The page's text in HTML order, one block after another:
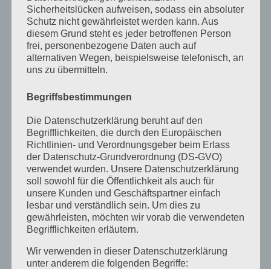
Amtsarzt für Heilpraktiker und
Heilpraktiker für Psychotherapie
Neu: Dunkelfeld Diagnostik –
Einführung und Ausbildungen in
Präsenz
Kategorien
Allgemein
Ausbildung
Heilpraktikergesetz
Heilpratkiker für Psychotherapie
Infos
Messe
Sicherheitslücken aufweisen, sodass ein absoluter
Schutz nicht gewährleistet werden kann. Aus
diesem Grund steht es jeder betroffenen Person
frei, personenbezogene Daten auch auf
alternativen Wegen, beispielsweise telefonisch, an
uns zu übermitteln.
Begriffsbestimmungen
Die Datenschutzerklärung beruht auf den
Begrifflichkeiten, die durch den Europäischen
Richtlinien- und Verordnungsgeber beim Erlass
der Datenschutz-Grundverordnung (DS-GVO)
verwendet wurden. Unsere Datenschutzerklärung
soll sowohl für die Öffentlichkeit als auch für
unsere Kunden und Geschäftspartner einfach
lesbar und verständlich sein. Um dies zu
gewährleisten, möchten wir vorab die verwendeten
Begrifflichkeiten erläutern.
Wir verwenden in dieser Datenschutzerklärung
unter anderem die folgenden Begriffe: